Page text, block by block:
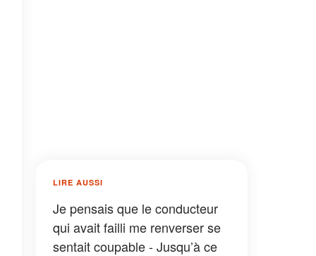
LIRE AUSSI
Je pensais que le conducteur
qui avait failli me renverser se
sentait coupable - Jusqu’à ce